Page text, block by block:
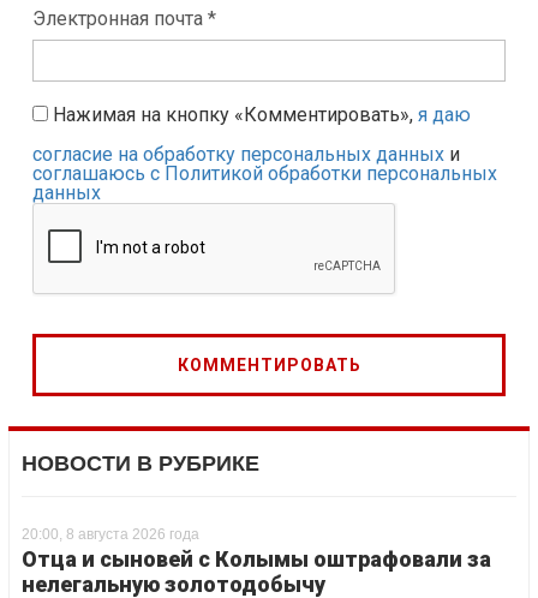
Электронная почта *
Нажимая на кнопку «Комментировать», я даю
согласие на обработку персональных данных и
соглашаюсь с Политикой обработки персональных
данных
НОВОСТИ В РУБРИКЕ
20:00, 8 августа 2026 года
Отца и сыновей с Колымы оштрафовали за
нелегальную золотодобычу